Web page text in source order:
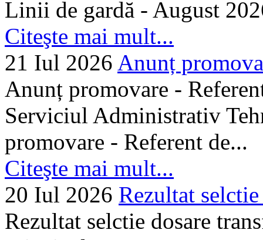
Linii de gardă - August
Citeşte mai mult...
21 Iul 2026 Anunț
Anunț promovare -
Serviciul Administrativ
promovare - Referent de...
Citeşte mai mult...
20 Iul 2026 Rezultat
Rezultat selctie dosare